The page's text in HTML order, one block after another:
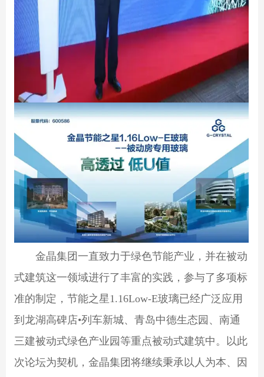
金晶集团一直致力于绿色节能产业，并在被动
式建筑这一领域进行了丰富的实践，参与了多项标
准的制定，节能之星1.16Low-E玻璃已经广泛应用
到龙湖高碑店•列车新城、青岛中德生态园、南通
三建被动式绿色产业园等重点被动式建筑中。以此
次论坛为契机，金晶集团将继续秉承以人为本、因